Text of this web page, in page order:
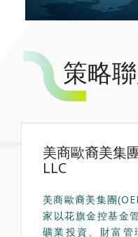
策略
美商歐裔美集
LLC
美商歐裔美集團
家以花旗金控基金
礦業投資、財富管